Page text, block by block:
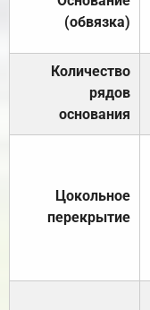
(обвязка)
Количество
рядов
основания
Цокольное
перекрытие